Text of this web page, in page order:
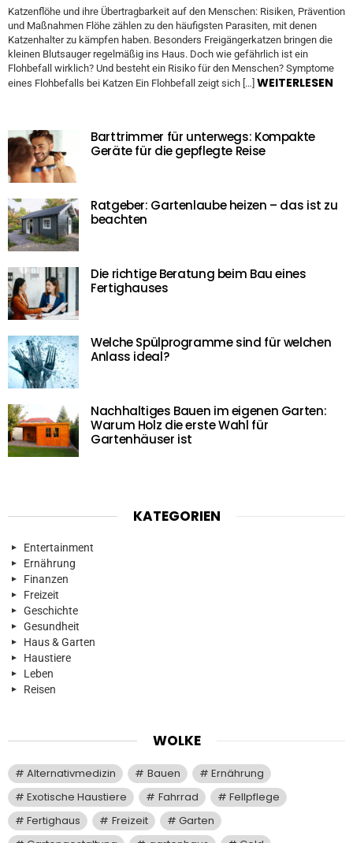
Katzenflöhe und ihre Übertragbarkeit auf den Menschen: Risiken, Prävention
und Maßnahmen Flöhe zählen zu den häufigsten Parasiten, mit denen
Katzenhalter zu kämpfen haben. Besonders Freigängerkatzen bringen die
kleinen Blutsauger regelmäßig ins Haus. Doch wie gefährlich ist ein
Flohbefall wirklich? Und besteht ein Risiko für den Menschen? Symptome
eines Flohbefalls bei Katzen Ein Flohbefall zeigt sich […] WEITERLESEN
Barttrimmer für unterwegs: Kompakte
Geräte für die gepflegte Reise
Ratgeber: Gartenlaube heizen – das ist zu
beachten
Die richtige Beratung beim Bau eines
Fertighauses
Welche Spülprogramme sind für welchen
Anlass ideal?
Nachhaltiges Bauen im eigenen Garten:
Warum Holz die erste Wahl für
Gartenhäuser ist
KATEGORIEN
Entertainment
Ernährung
Finanzen
Freizeit
Geschichte
Gesundheit
Haus & Garten
Haustiere
Leben
Reisen
WOLKE
Alternativmedizin Bauen
Ernährung
Exotische Haustiere
Fahrrad
Fellpflege
Fertighaus
Freizeit
Garten